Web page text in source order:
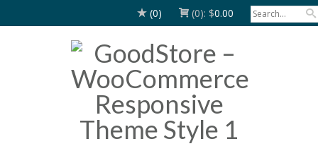
(0) (0): $0.00